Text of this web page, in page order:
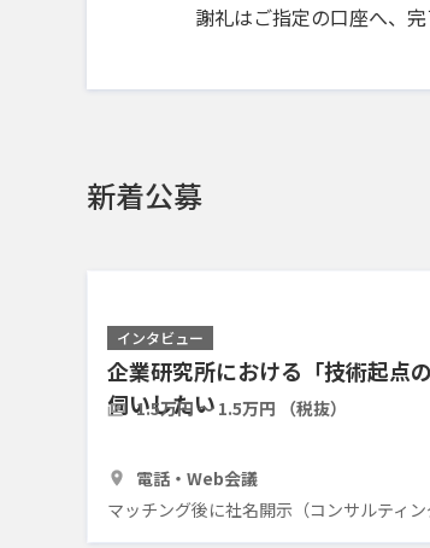
謝礼はご指定の口座へ、
新着公募
インタビュー
企業研究所における「技術起点
伺いしたい
1.5万円 〜 1.5万円 （税抜）
電話・Web会議
マッチング後に社名開示（コンサルティン